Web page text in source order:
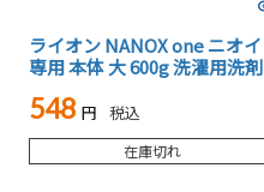
ライオン NANOX one ニオイ
専用 本体 大 600g 洗濯用洗剤
548 税込
在庫切れ